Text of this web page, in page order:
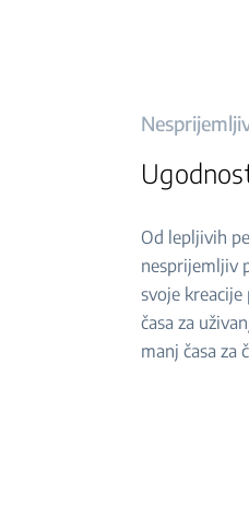
Od lepljivih
nesprijemljiv
svoje
časa za
manj časa za